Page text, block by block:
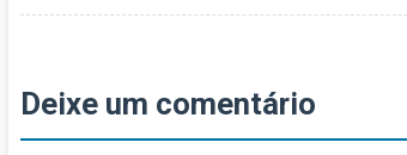
Deixe um comentário